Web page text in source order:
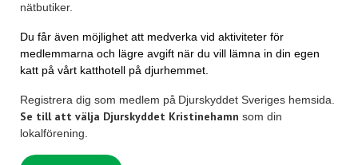
nätbutiker.
Du får även möjlighet att medverka vid aktiviteter för
medlemmarna och lägre avgift när du vill lämna in din egen
katt på vårt katthotell på djurhemmet.
Registrera dig som medlem på Djurskyddet Sveriges hemsida.
Se till att välja Djurskyddet Kristinehamn som din
lokalförening.